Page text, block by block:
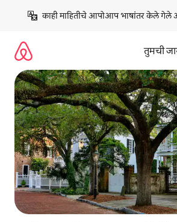
काही माहितीचे आपोआप भाषांतर केले
तुमची